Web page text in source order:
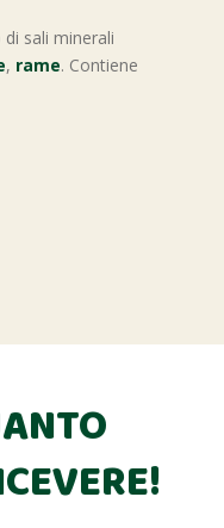
di sali minerali
, rame. Contiene